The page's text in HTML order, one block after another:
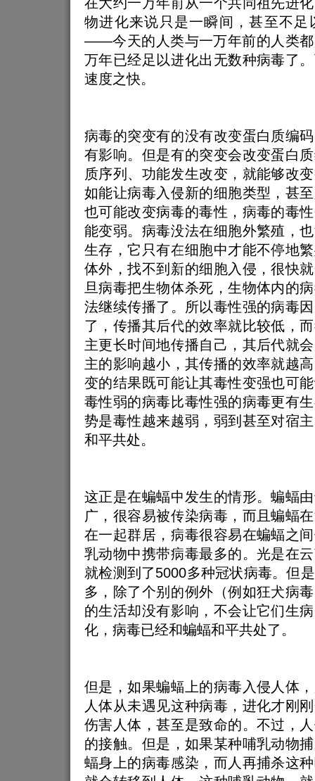
物进化来说只是一瞬间，甚至不足
——今天的人类与一万年前的人类都
万年已经足以进化出无数种病毒了
速度之快。
病毒的突变有的没有改变蛋白质编
有影响。但是有的突变会改变蛋白
质序列、功能发生改变，就能够改
如能让病毒入侵新的细胞类型，甚
也可能改变病毒的毒性，病毒的毒
能变弱。病毒没法在细胞外繁殖，
生存，它只有在细胞中才能不停地
体外，找不到新的细胞入侵，很快
旦病毒把生物体杀死，生物体内的
法继续传播了。所以毒性强的病毒
了，传播其后代的效率就比较低，
主更长时间地传播自己，其后代就
主的影响越小，其传播的效率就越
变的结果既可能让其毒性变强也可
毒性弱的病毒比毒性强的病毒更有
势是毒性越来越弱，弱到甚至对宿
和平共处。
这正是在蝙蝠中发生的情形。蝙蝠
广，很容易被传染病毒，而且蝙蝠
在一起群居，病毒很容易在蝙蝠之
乳动物中携带病毒最多的。光是在
就检测到了5000多种冠状病毒。但
多，除了个别的例外（例如狂犬病
的生活却没有影响，不会让它们生
化，病毒已经和蝙蝠和平共处了。
但是，如果蝙蝠上的病毒入侵人体
人体从未遇见这种病毒，进化才刚
伤害人体，甚至是致命的。不过，
的接触。但是，如果某种哺乳动物
蝠身上的病毒感染，而人再捕杀这